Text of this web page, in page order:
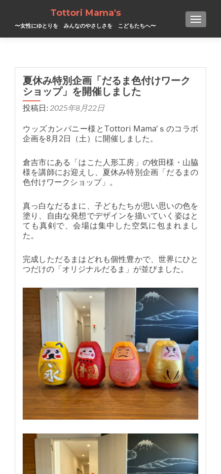
Tottori Mama's
〜女性にゆとりを みんなのやさしさを こどもたちへ〜
夏休み特別企画「だるま色付けワーク
ショップ」を開催しました
投稿日: 2025年8月22日
ウッズカンパニー様とTottori Mama‘ｓのコラボ
企画を8月2日（土）に開催しました。
倉吉市にある「はこた人形工房」の牧田様・山脇
様を講師にお迎えし、夏休み特別企画「だるまの
色付けワークショップ」。
真っ白なだるまに、子どもたちが思い思いの色を
塗り、自由な発想でデザインを描いていく姿はと
ても真剣で、会場は集中した空気に包まれまし
た。
完成しただるまはどれも個性豊かで、世界にひと
つだけの「オリジナルだるま」が並びました。